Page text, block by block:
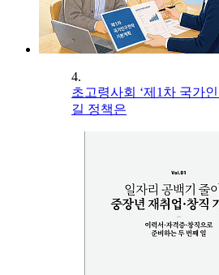
4.
초고령사회 ‘제1차 국가
길 정책은